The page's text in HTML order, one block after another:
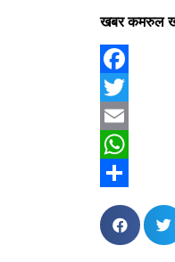
खबर कमरुल
Facebook
Twitter
Email
WhatsApp
Share